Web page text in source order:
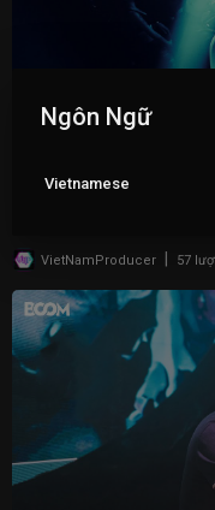
NHẠC CỔ LÀM KHỔ
THÁI HOÀNG
VietNamProducer 57
Ngôn Ngữ
Vietnamese